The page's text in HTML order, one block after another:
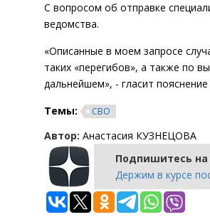
С вопросом об отправке
ведомства.
«Описанные в моем запросе
таких «перегибов», а также по
дальнейшем», - гласит
Темы:
СВО
Автор: Анастасия КУЗНЕЦОВА
Подпишитесь
Держим в курсе